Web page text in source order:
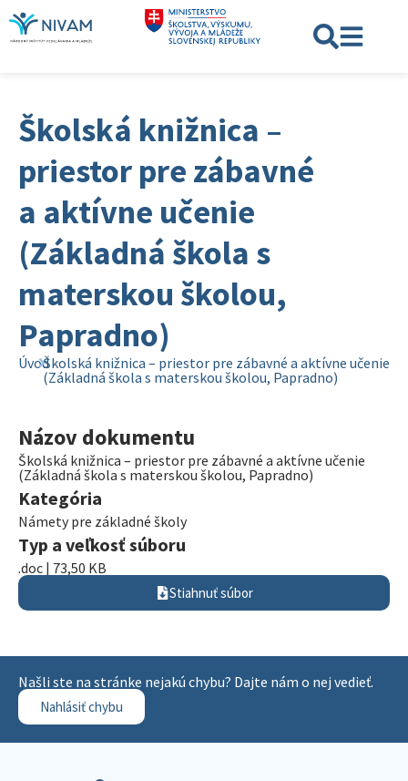
Školská knižnica –
priestor pre zábavné
a aktívne učenie
(Základná škola s
materskou školou,
Papradno)
ÚvodŠkolská knižnica – priestor pre zábavné a aktívne učenie
(Základná škola s materskou školou, Papradno)
Názov dokumentu
Školská knižnica – priestor pre zábavné a aktívne učenie
(Základná škola s materskou školou, Papradno)
Kategória
Námety pre základné školy
Typ a veľkosť súboru
.doc | 73,50 KB
Stiahnuť súbor
Našli ste na stránke nejakú chybu? Dajte nám o nej vedieť.
Nahlásiť chybu